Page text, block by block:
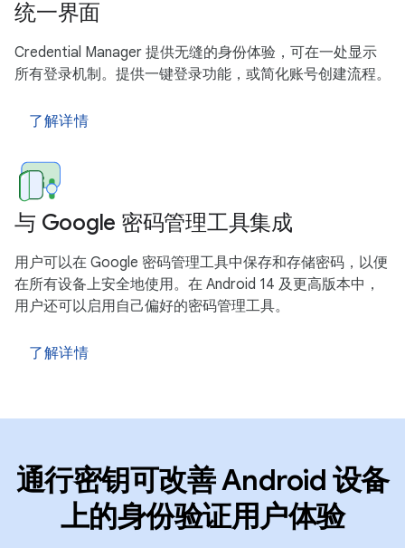
统一界面
Credential Manager 提供无缝的身份体验，可在一处显示
所有登录机制。提供一键登录功能，或简化账号创建流程。
了解详情
与 Google 密码管理工具集成
用户可以在 Google 密码管理工具中保存和存储密码，以便
在所有设备上安全地使用。在 Android 14 及更高版本中，
用户还可以启用自己偏好的密码管理工具。
了解详情
通行密钥可改善 Android 设备
上的身份验证用户体验